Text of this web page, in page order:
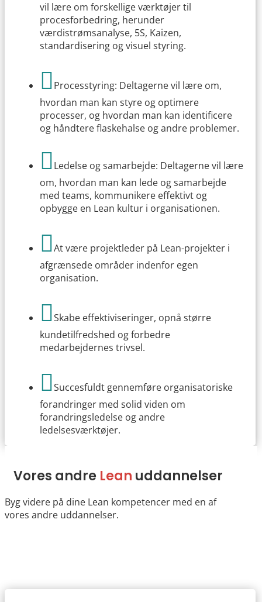
vil lære om forskellige værktøjer til
procesforbedring, herunder
værdistrømsanalyse, 5S, Kaizen,
standardisering og visuel styring.
Processtyring: Deltagerne vil lære om,
hvordan man kan styre og optimere
processer, og hvordan man kan identificere
og håndtere flaskehalse og andre problemer.
Ledelse og samarbejde: Deltagerne vil lære
om, hvordan man kan lede og samarbejde
med teams, kommunikere effektivt og
opbygge en Lean kultur i organisationen.
At være projektleder på Lean-projekter i
afgrænsede områder indenfor egen
organisation.
Skabe effektiviseringer, opnå større
kundetilfredshed og forbedre
medarbejdernes trivsel.
Succesfuldt gennemføre organisatoriske
forandringer med solid viden om
forandringsledelse og andre
ledelsesværktøjer.
Vores andre Lean uddannelser
Byg videre på dine Lean kompetencer med en af
vores andre uddannelser.